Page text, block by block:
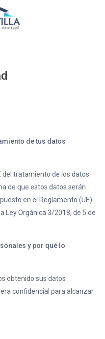
de tus datos
del tratamiento de los datos
de que estos datos serán
en el Reglamento (UE)
Ley Orgánica 3/2018, de 5 de
y por qué lo
obtenido sus datos
confidencial para alcanzar